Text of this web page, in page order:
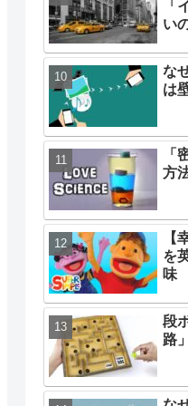
「
い
な
は
「
方
【
を
味
段
路